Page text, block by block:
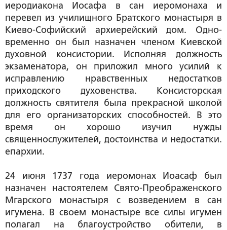
иеродиакона Иосафа в сан иеромонаха и
перевел из училищного Братского монастыря в
Киево-Софийский архиерейский дом. Одно-
временно он был назначен членом Киевской
духовной консистории. Исполняя должность
экзаменатора, он приложил много усилий к
исправлению нравственных недостатков
приходского духовенства. Консисторская
должность святителя была прекрасной школой
для его организаторских способностей. В это
время он хорошо изучил нужды
священнослужителей, достоинства и недостатки.
епархии.
24 июня 1737 года иеромонах Иоасаф был
назначен настоятелем Свято-Преображенского
Мгарского монастыря с возведением в сан
игумена. В своем монастыре все силы игумен
полагал на благоустройство обители, в